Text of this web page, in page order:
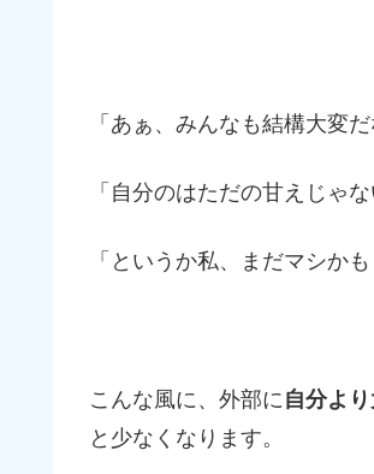
「あぁ、みんなも結構大変だ
「自分のはただの甘えじゃな
「というか私、まだマシかも
こんな風に、外部に 自分よ
と少なくなります。